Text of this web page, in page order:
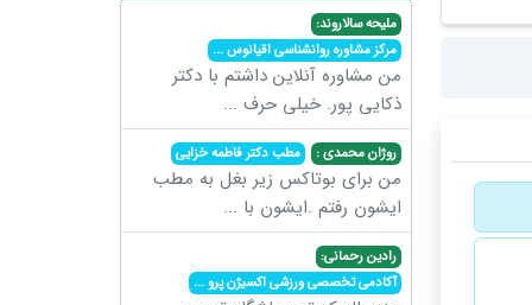
ملیحه سالاروند:
مرکز مشاوره روانشناسی اقیانوس...
من مشاوره آنلاین داشتم با دکتر
ذکایی پور. خیلی حرف ...
روژان محمدی : مطب دکتر فاطمه خزایی
من برای بوتاکس زیر بغل به مطب
ایشون رفتم .ایشون با ...
رادین رحمانی:
آکادمی تخصصی ورزشی اکسیژن پرو...